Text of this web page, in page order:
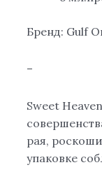
Бренд: Gulf
–
Sweet
рая,
упаковке